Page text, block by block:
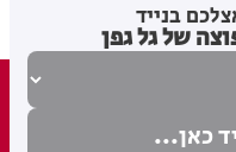
בנייד
של גל גפן